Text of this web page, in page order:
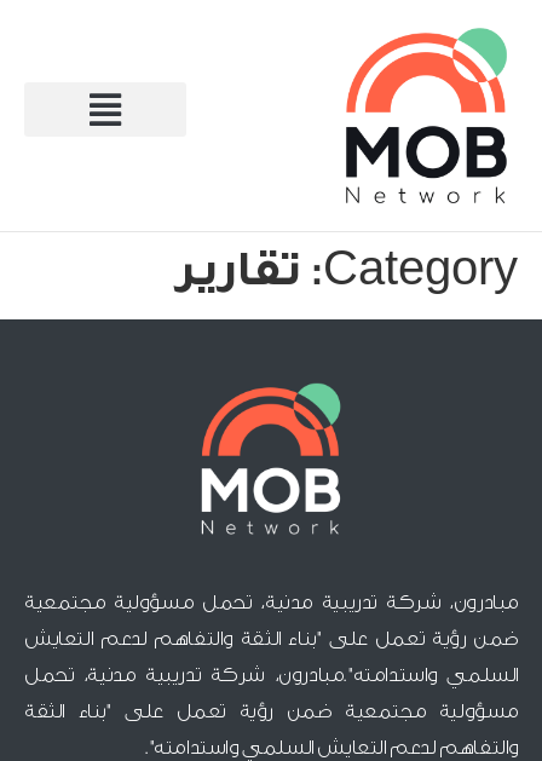
Category: تقارير
مبادرون، شركة تدريبية مدنية، تحمل مسؤولية مجتمعية
ضمن رؤية تعمل على "بناء الثقة والتفاهم لدعم التعايش
السلمي واستدامته".مبادرون، شركة تدريبية مدنية، تحمل
مسؤولية مجتمعية ضمن رؤية تعمل على "بناء الثقة
والتفاهم لدعم التعايش السلمي واستدامته".